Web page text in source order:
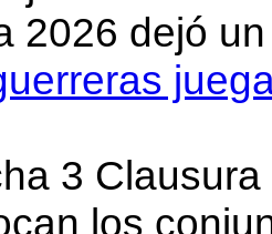
2026 dejó
3
los